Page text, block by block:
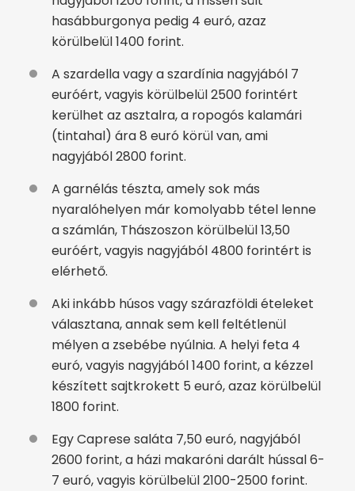
hasábburgonya pedig 4 euró, azaz
körülbelül 1400 forint.
A szardella vagy a szardínia nagyjából 7
euróért, vagyis körülbelül 2500 forintért
kerülhet az asztalra, a ropogós kalamári
(tintahal) ára 8 euró körül van, ami
nagyjából 2800 forint.
A garnélás tészta, amely sok más
nyaralóhelyen már komolyabb tétel lenne
a számlán, Thászoszon körülbelül 13,50
euróért, vagyis nagyjából 4800 forintért is
elérhető.
Aki inkább húsos vagy szárazföldi ételeket
választana, annak sem kell feltétlenül
mélyen a zsebébe nyúlnia. A helyi feta 4
euró, vagyis nagyjából 1400 forint, a kézzel
készített sajtkrokett 5 euró, azaz körülbelül
1800 forint.
Egy Caprese saláta 7,50 euró, nagyjából
2600 forint, a házi makaróni darált hússal 6-
7 euró, vagyis körülbelül 2100-2500 forint.